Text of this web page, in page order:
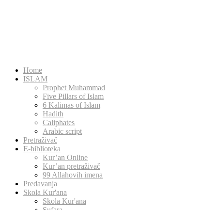
Home
ISLAM
Prophet Muhammad
Five Pillars of Islam
6 Kalimas of Islam
Hadith
Caliphates
Arabic script
Pretraživač
E-biblioteka
Kur’an Online
Kur’an pretraživač
99 Allahovih imena
Predavanja
Skola Kur'ana
Skola Kur'ana